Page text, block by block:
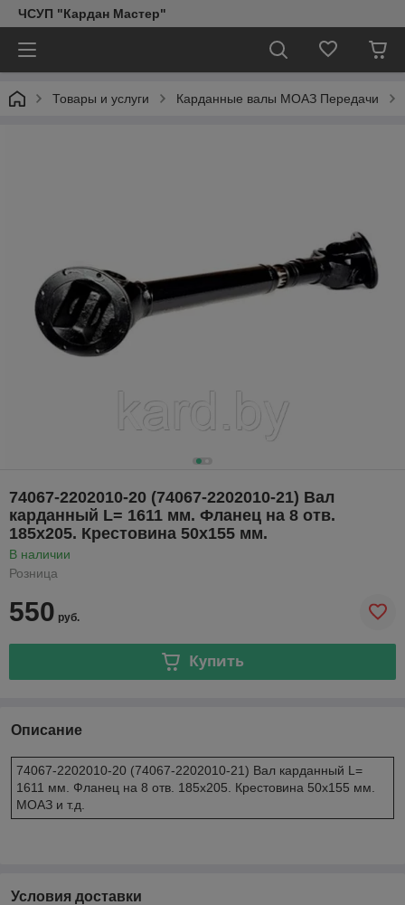
ЧСУП "Кардан Мастер"
Товары и услуги Карданные валы МОАЗ Передачи
74067-2202010-20 (74067-2202010-21) Вал
карданный L= 1611 мм. Фланец на 8 отв.
185х205. Крестовина 50х155 мм.
В наличии
Розница
550 руб.
Купить
Описание
74067-2202010-20 (74067-2202010-21) Вал карданный L=
1611 мм. Фланец на 8 отв. 185х205. Крестовина 50х155 мм.
МОАЗ и т.д.
Условия доставки